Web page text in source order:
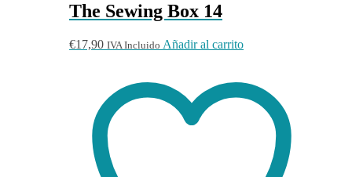
The Sewing Box 14
€17,90 IVA Incluido Añadir al carrito